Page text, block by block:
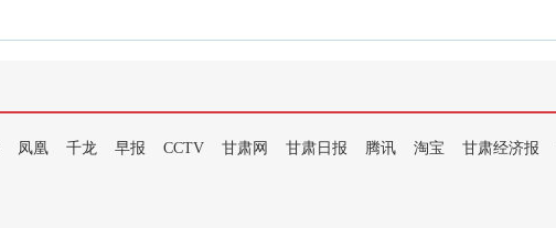
凤凰 千龙 早报 CCTV 甘肃网 甘肃日报 腾讯 淘宝 甘肃经济报